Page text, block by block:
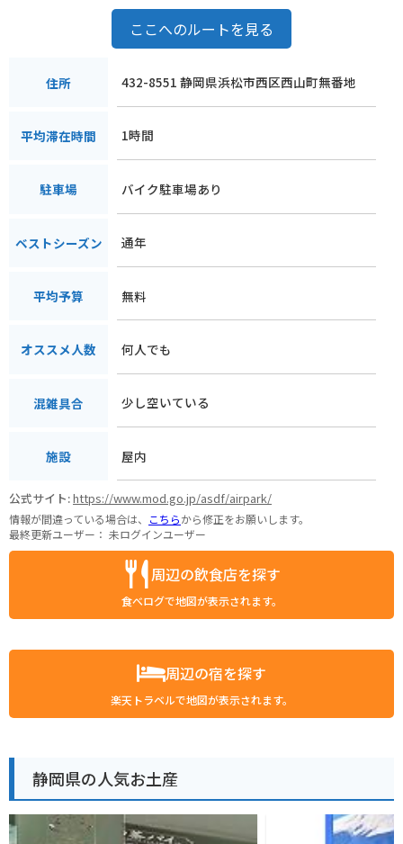
ここへのルートを見る
住所 432-8551 静岡県浜松市西区西山町無番地
平均滞在時間 1時間
駐車場 バイク駐車場あり
ベストシーズン 通年
平均予算 無料
オススメ人数 何人でも
混雑具合 少し空いている
施設 屋内
公式サイト:https://www.mod.go.jp/asdf/airpark/
情報が間違っている場合は、 こちらから修正をお願いします。
最終更新ユーザー： 未ログインユーザー
周辺の飲食店を探す
食べログで地図が表示されます。
周辺の宿を探す
楽天トラベルで地図が表示されます。
静岡県の人気お土産